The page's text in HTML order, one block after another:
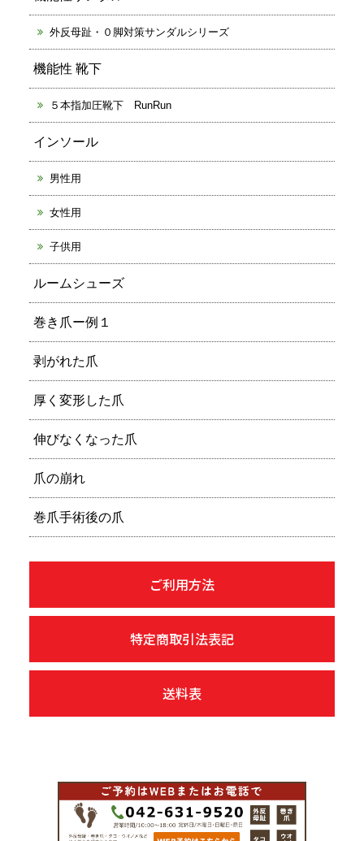
外反母趾・０脚対策サンダルシリーズ
機能性 靴下
５本指加圧靴下 RunRun
インソール
男性用
女性用
子供用
ルームシューズ
巻き爪ー例１
剥がれた爪
厚く変形した爪
伸びなくなった爪
爪の崩れ
巻爪手術後の爪
ご利用方法
特定商取引法表記
送料表